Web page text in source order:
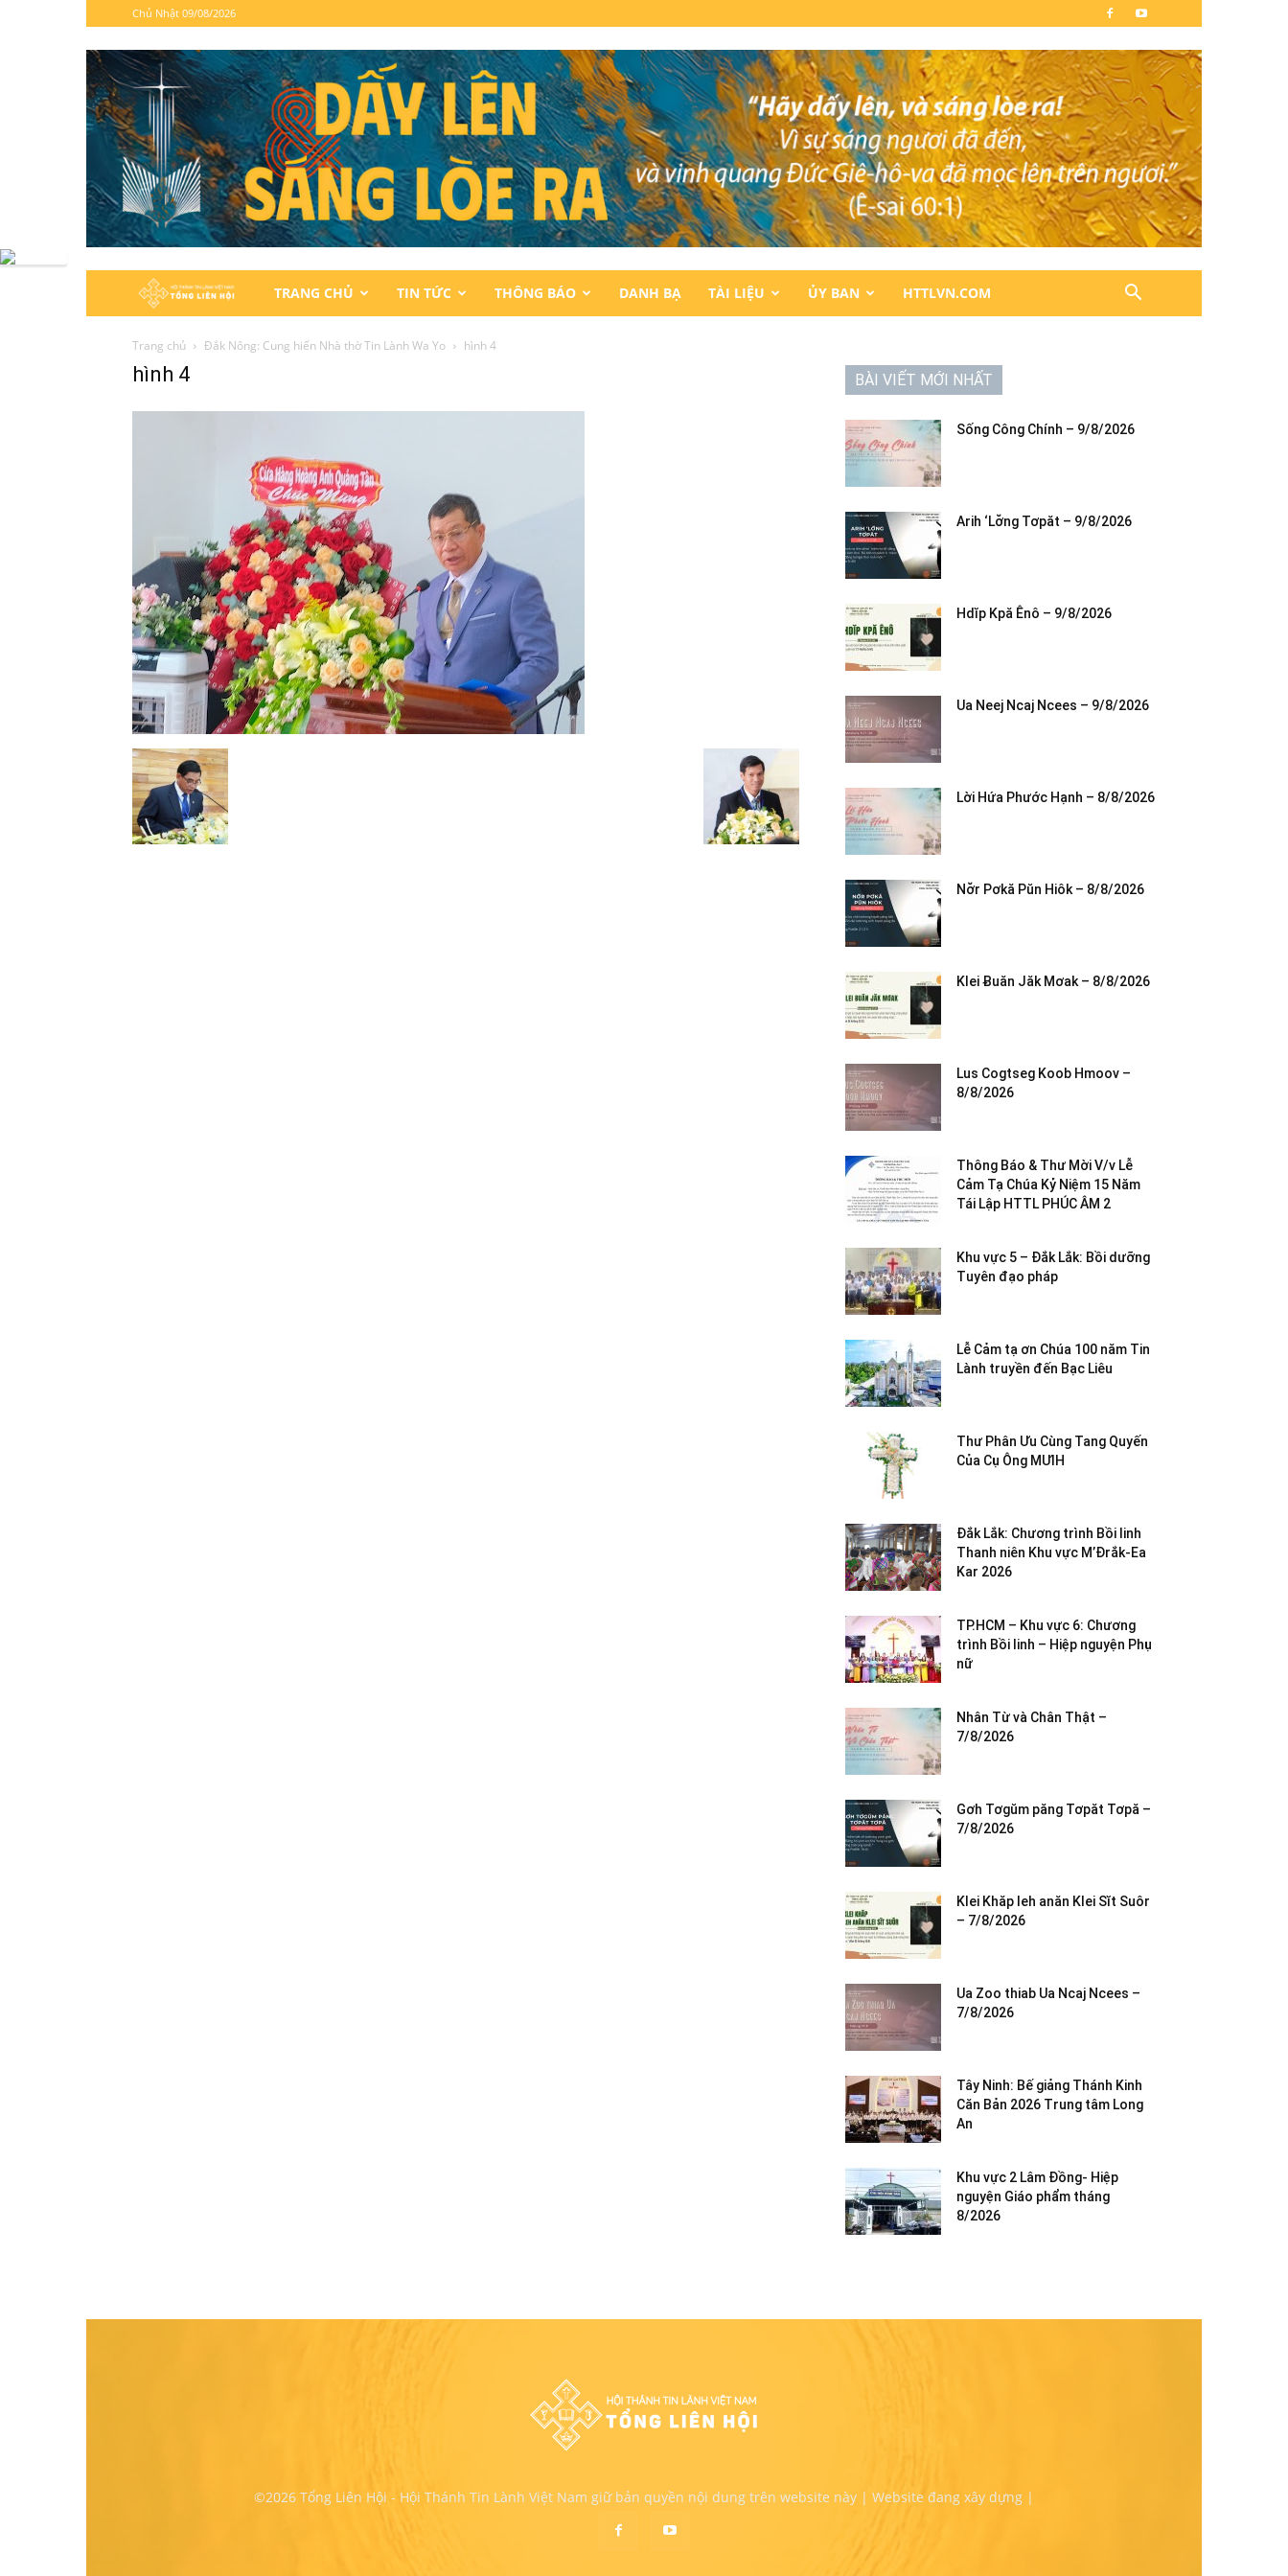
Chủ Nhật 09/08/2026
Hội
Thánh
Việt
Nam
TRANG CHỦ TIN TỨC THÔNG BÁO DANH BẠ TÀI LIỆU ỦY BAN HTTLVN.COM
Trang chủ Đắk Nông: Cung hiến Nhà thờ Tin Lành Wa Yo hình 4
hình 4 BÀI VIẾT MỚI NHẤT
Sống Công Chính – 9/8/2026
Arih ‘Lơ̆ng Tơpăt – 9/8/2026
Hdĭp Kpă Ênô – 9/8/2026
Ua Neej Ncaj Ncees – 9/8/2026
Lời Hứa Phước Hạnh – 8/8/2026
Nơ̆r Pơkă Pŭn Hiôk – 8/8/2026
Klei Ƀuăn Jăk Mơak – 8/8/2026
Lus Cogtseg Koob Hmoov –
8/8/2026
Thông Báo & Thư Mời V/v Lễ
Cảm Tạ Chúa Kỷ Niệm 15 Năm
Tái Lập HTTL PHÚC ÂM 2
Khu vực 5 – Đắk Lắk: Bồi dưỡng
Tuyên đạo pháp
Lễ Cảm tạ ơn Chúa 100 năm Tin
Lành truyền đến Bạc Liêu
Thư Phân Ưu Cùng Tang Quyến
Của Cụ Ông MƯIH
Đắk Lắk: Chương trình Bồi linh
Thanh niên Khu vực M’Đrắk-Ea
Kar 2026
TP.HCM – Khu vực 6: Chương
trình Bồi linh – Hiệp nguyện Phụ
nữ
Nhân Từ và Chân Thật –
7/8/2026
Gơh Tơgŭm păng Tơpăt Tơpă –
7/8/2026
Klei Khăp leh anăn Klei Sĭt Suôr
– 7/8/2026
Ua Zoo thiab Ua Ncaj Ncees –
7/8/2026
Tây Ninh: Bế giảng Thánh Kinh
Căn Bản 2026 Trung tâm Long
An
Khu vực 2 Lâm Đồng- Hiệp
nguyện Giáo phẩm tháng
8/2026
©2026 Tổng Liên Hội - Hội Thánh Tin Lành Việt Nam giữ bản quyền nội dung trên website này | Website đang xây dựng |